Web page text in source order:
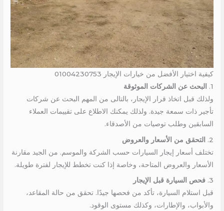
كيفية اختيار الأفضل من خيارات الإيجار 01004230753
1.
البحث عن الشركات الموثوقة
ولذلك قبل اتخاذ قرار الإيجار، بالتالى من المهم البحث عن شركات
تأجير ذات سمعة جيدة. ولذلك يمكنك الاطلاع على تقييمات العملاء
السابقين وطلب توصيات من الأصدقاء.
2. التحقق من الأسعار والعروض
تختلف أسعار إيجار السيارات حسب الشركة والموسم. من الجيد مقارنة
الأسعار والعروض المتاحة، وخاصة إذا كنت تخطط للإيجار لفترة طويلة.
3. فحص السيارة قبل الإيجار
قبل استلام السيارة، تأكد من فحصها جيدًا. تحقق من حالة المقاعد،
والأبواب، والإطارات، وكذلك مستوى الوقود.